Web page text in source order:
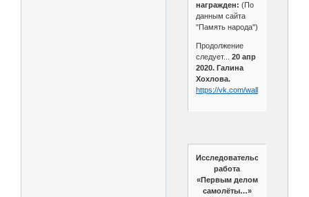
награжден: (По
данным сайта
"Память народа")
Продолжение
следует... 20 апр
2020. Галина
Хохлова.
https://vk.com/
Исследовательская
работа
«Первым делом
самолёты…»